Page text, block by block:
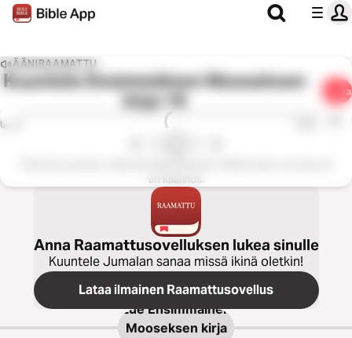
ÄÄNIRAAMATTU
Kuuntele Ensimmäinen Mooseksen
kirja 19
Jaa
0:00
eri käännös.
Anna Raamattusovelluksen lukea sinulle
Kuuntele Jumalan sanaa missä ikinä oletkin!
Lataa ilmainen Raamattusovellus
Lue Ensimmäinen
Mooseksen kirja